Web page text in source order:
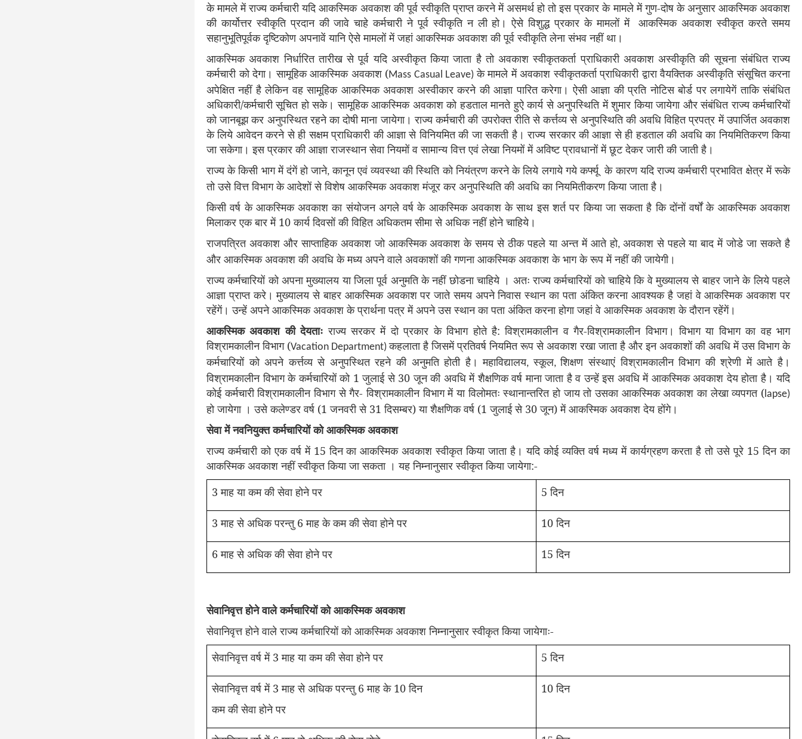
के मामले में राज्य कर्मचारी यदि आकस्मिक अवकाश की पूर्व स्वीकृति प्राप्त करने में असमर्थ हो तो इस प्रकार के मामले में गुण-दोष के अनुसार आकस्मिक अवकाश
की कार्योत्तर स्वीकृति प्रदान की जावे चाहे कर्मचारी ने पूर्व स्वीकृति न ली हो। ऐसे विशुद्ध प्रकार के मामलों में आकस्मिक अवकाश स्वीकृत करते समय
सहानुभूतिपूर्वक दृष्टिकोण अपनावें यानि ऐसे मामलों में जहां आकस्मिक अवकाश की पूर्व स्वीकृति लेना संभव नहीं था।
आकस्मिक अवकाश निर्धारित तारीख से पूर्व यदि अस्वीकृत किया जाता है तो अवकाश स्वीकृतकर्ता प्राधिकारी अवकाश अस्वीकृति की सूचना संबंधित राज्य
कर्मचारी को देगा। सामूहिक आकस्मिक अवकाश (Mass Casual Leave)के मामले में अवकाश स्वीकृतकर्ता प्राधिकारी द्वारा वैयक्तिक अस्वीकृति संसूचित करना
अपेक्षित नहीं है लेकिन वह सामूहिक आकस्मिक अवकाश अस्वीकार करने की आज्ञा पारित करेगा। ऐसी आज्ञा की प्रति नोटिस बोर्ड पर लगायेगें ताकि संबंधित
अधिकारी/कर्मचारी सूचित हो सके। सामूहिक आकस्मिक अवकाश को हडताल मानते हुऐ कार्य से अनुपस्थिति में शुमार किया जायेगा और संबंधित राज्य कर्मचारियों
को जानबूझ कर अनुपस्थित रहने का दोषी माना जायेगा। राज्य कर्मचारी की उपरोक्त रीति से कर्त्तव्य से अनुपस्थिति की अवधि विहित प्रपत्र में उपार्जित अवकाश
के लिये आवेदन करने से ही सक्षम प्राधिकारी की आज्ञा से विनियमित की जा सकती है। राज्य सरकार की आज्ञा से ही हडताल की अवधि का नियमितिकरण किया
जा सकेगा। इस प्रकार की आज्ञा राजस्थान सेवा नियमों व सामान्य वित्त एवं लेखा नियमों में अविष्ट प्रावधानों में छूट देकर जारी की जाती है।
राज्य के किसी भाग में दंगें हो जाने,कानून एवं व्यवस्था की स्थिति को नियंत्रण करने के लिये लगाये गये कर्फ्यू के कारण यदि राज्य कर्मचारी प्रभावित क्षेत्र में रूके
तो उसे वित्त विभाग के आदेशों से विशेष आकस्मिक अवकाश मंजूर कर अनुपस्थिति की अवधि का नियमितीकरण किया जाता है।
किसी वर्ष के आकस्मिक अवकाश का संयोजन अगले वर्ष के आकस्मिक अवकाश के साथ इस शर्त पर किया जा सकता है कि दोंनों वर्षों के आकस्मिक अवकाश
मिलाकर एक बार में 10 कार्य दिवसों की विहित अधिकतम सीमा से अधिक नहीं होने चाहिये।
राजपत्रित अवकाश और साप्ताहिक अवकाश जो आकस्मिक अवकाश के समय से ठीक पहले या अन्त में आते हो, अवकाश से पहले या बाद में जोडे जा सकते है
और आकस्मिक अवकाश की अवधि के मध्य अपने वाले अवकाशों की गणना आकस्मिक अवकाश के भाग के रूप में नहीं की जायेगी।
राज्य कर्मचारियों को अपना मुख्यालय या जिला पूर्व अनुमति के नहीं छोडना चाहिये । अतः राज्य कर्मचारियों को चाहिये कि वे मुख्यालय से बाहर जाने के लिये पहले
आज्ञा प्राप्त करे। मुख्यालय से बाहर आकस्मिक अवकाश पर जाते समय अपने निवास स्थान का पता अंकित करना आवश्यक है जहां वे आकस्मिक अवकाश पर
रहेंगें। उन्हें अपने आकस्मिक अवकाश के प्रार्थना पत्र में अपने उस स्थान का पता अंकित करना होगा जहां वे आकस्मिक अवकाश के दौरान रहेंगें।
आकस्मिक अवकाश की देयताः राज्य सरकर में दो प्रकार के विभाग होते है: विश्रामकालीन व गैर-विश्रामकालीन विभाग। विभाग या विभाग का वह भाग
विश्रामकालीन विभाग (Vacation Department)कहलाता है जिसमें प्रतिवर्ष नियमित रूप से अवकाश रखा जाता है और इन अवकाशों की अवधि में उस विभाग के
कर्मचारियों को अपने कर्त्तव्य से अनुपस्थित रहने की अनुमति होती है। महाविद्यालय,स्कूल,शिक्षण संस्थाएं विश्रामकालीन विभाग की श्रेणी में आते है।
विश्रामकालीन विभाग के कर्मचारियों को 1 जुलाई से 30 जून की अवधि में शैक्षणिक वर्ष माना जाता है व उन्हें इस अवधि में आकस्मिक अवकाश देय होता है। यदि
कोई कर्मचारी विश्रामकालीन विभाग से गैर- विश्रामकालीन विभाग में या विलोमतः स्थानान्तरित हो जाय तो उसका आकस्मिक अवकाश का लेखा व्यपगत (lapse)
हो जायेगा । उसे कलेण्डर वर्ष (1 जनवरी से 31 दिसम्बर) या शैक्षणिक वर्ष (1 जुलाई से 30 जून) में आकस्मिक अवकाश देय होंगे।
सेवा में नवनियुक्त कर्मचारियों को आकस्मिक अवकाश
राज्य कर्मचारी को एक वर्ष में 15 दिन का आकस्मिक अवकाश स्वीकृत किया जाता है। यदि कोई व्यक्ति वर्ष मध्य में कार्यग्रहण करता है तो उसे पूरे 15 दिन का
आकस्मिक अवकाश नहीं स्वीकृत किया जा सकता । यह निम्नानुसार स्वीकृत किया जायेगा:-
3 माह या कम की सेवा होने पर
5 दिन
3 माह से अधिक परन्तु 6 माह के कम की सेवा होने पर 10 दिन
6 माह से अधिक की सेवा होने पर 15 दिन
सेवानिवृत्त होने वाले कर्मचारियों को आकस्मिक अवकाश
सेवानिवृत्त होने वाले राज्य कर्मचारियों को आकस्मिक अवकाश निम्नानुसार स्वीकृत किया जायेगाः-
सेवानिवृत्त वर्ष में 3 माह या कम की सेवा होने पर
5 दिन
सेवानिवृत्त वर्ष में 3 माह से अधिक परन्तु 6 माह के 10 दिन
कम की सेवा होने पर
10 दिन